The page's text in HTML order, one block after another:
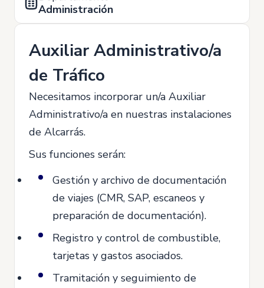
Administración
Auxiliar Administrativo/a
de Tráfico
Necesitamos incorporar un/a Auxiliar
Administrativo/a en nuestras instalaciones
de Alcarrás.
Sus funciones serán:
Gestión y archivo de documentación
de viajes (CMR, SAP, escaneos y
preparación de documentación).
Registro y control de combustible,
tarjetas y gastos asociados.
Tramitación y seguimiento de